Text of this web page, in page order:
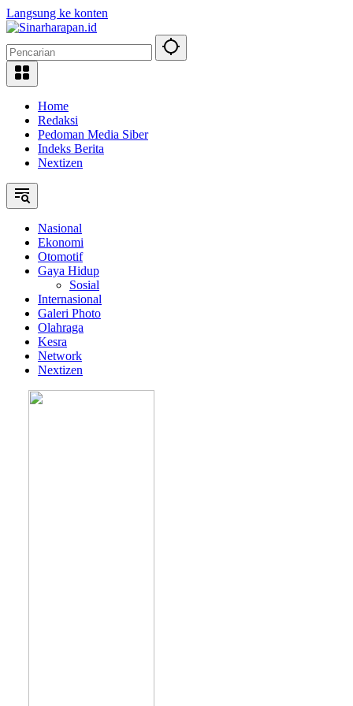
Langsung ke konten
Home
Redaksi
Pedoman Media Siber
Indeks Berita
Nextizen
Nasional
Ekonomi
Otomotif
Gaya Hidup
Sosial
Internasional
Galeri Photo
Olahraga
Kesra
Network
Nextizen